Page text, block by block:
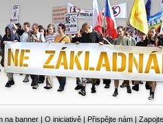
na banner | O iniciativě | Přispějte nám |